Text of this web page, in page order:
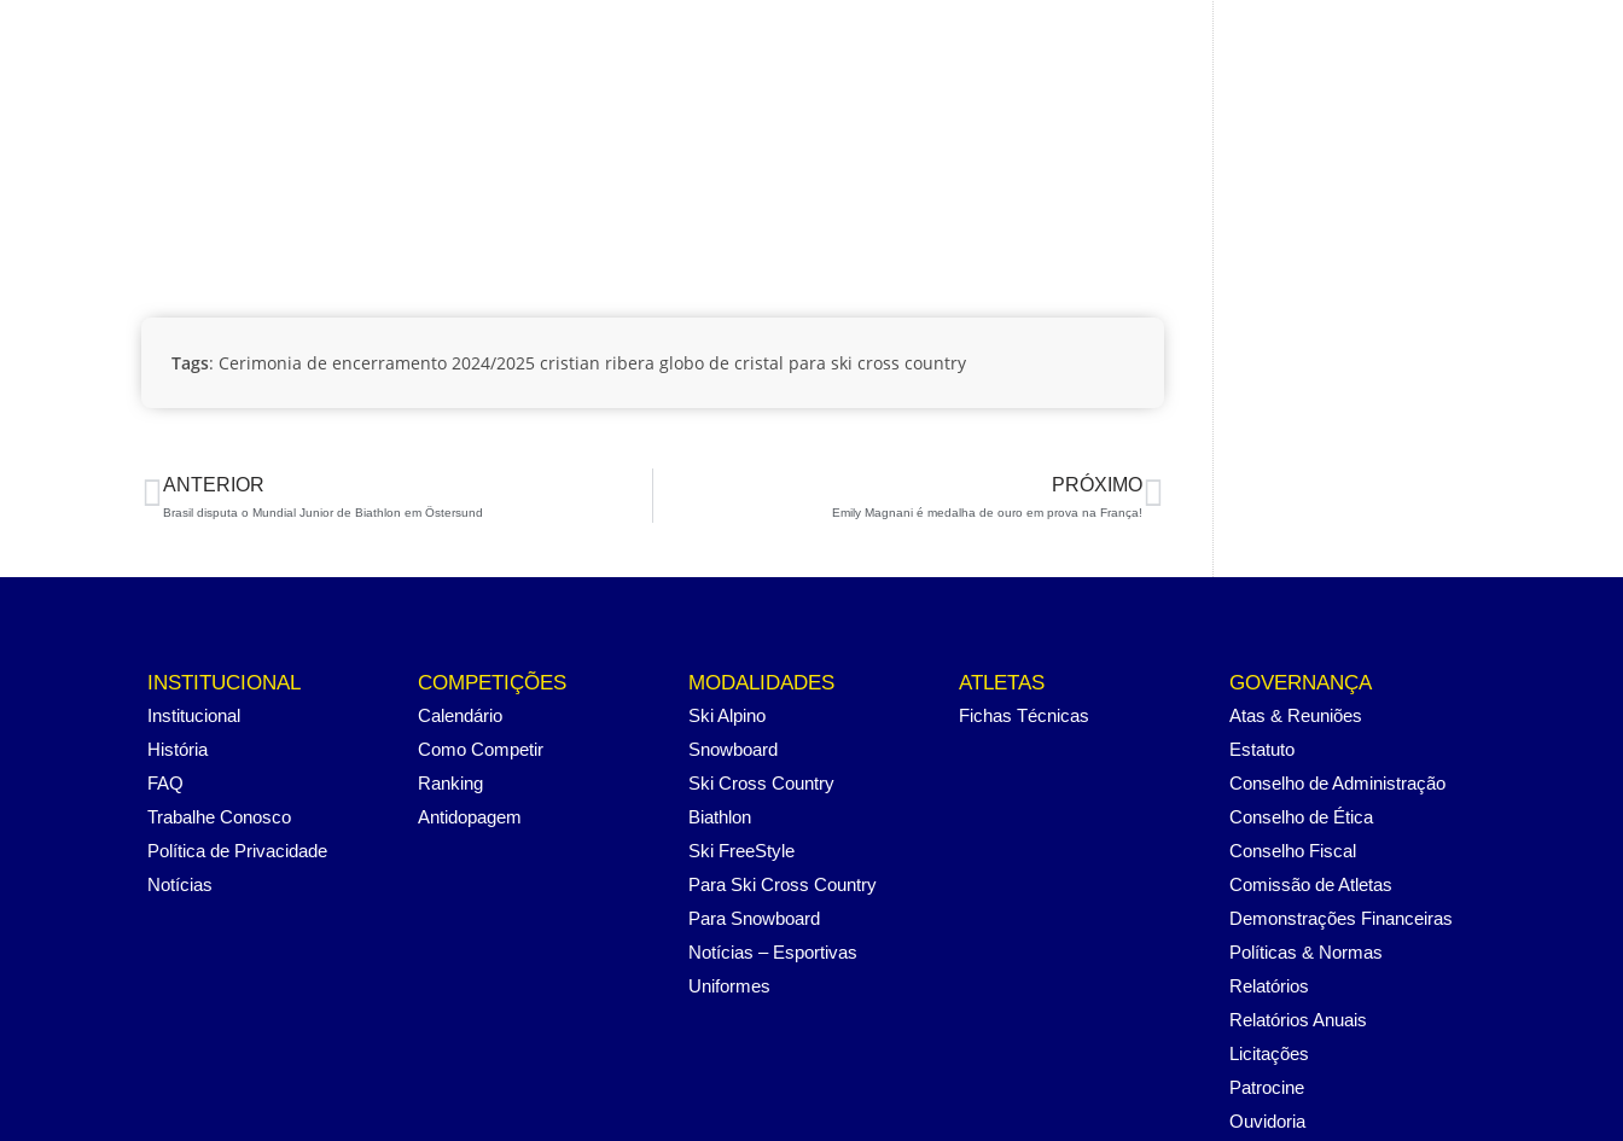
Tags: Cerimonia de encerramento 2024/2025 cristian ribera globo de cristal para ski cross country
ANTERIOR
Brasil disputa o Mundial Junior de Biathlon em Östersund
PRÓXIMO
Emily Magnani é medalha de ouro em prova na França!
INSTITUCIONAL
Institucional
História
FAQ
Trabalhe Conosco
Política de Privacidade
Notícias
COMPETIÇÕES
Calendário
Como Competir
Ranking
Antidopagem
MODALIDADES
Ski Alpino
Snowboard
Ski Cross Country
Biathlon
Ski FreeStyle
Para Ski Cross Country
Para Snowboard
Notícias – Esportivas
Uniformes
ATLETAS
Fichas Técnicas
GOVERNANÇA
Atas & Reuniões
Estatuto
Conselho de Administração
Conselho de Ética
Conselho Fiscal
Comissão de Atletas
Demonstrações Financeiras
Políticas & Normas
Relatórios
Relatórios Anuais
Licitações
Patrocine
Ouvidoria